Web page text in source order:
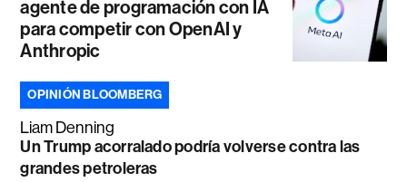
agente de programación con IA
para competir con OpenAI y
Anthropic
OPINIÓN BLOOMBERG
Liam Denning
Un Trump acorralado podría volverse contra las
grandes petroleras